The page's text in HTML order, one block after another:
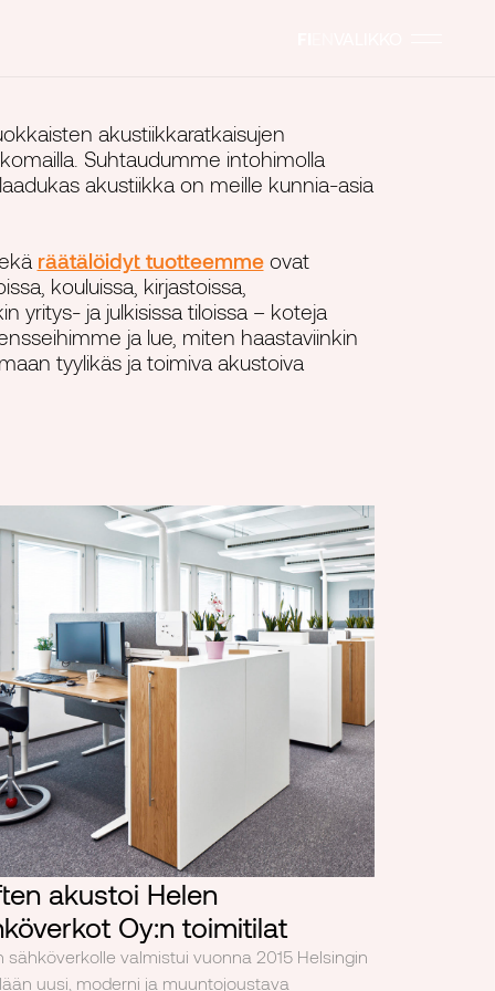
-akustiikkapaneelit
akustiikkaratkaisujen
Suhtaudumme intohimolla
akustiikka on meille kunnia-asia
räätälöidyt tuotteemmeovat
kouluissa, kirjastoissa,
yritys- ja julkisissa tiloissa – koteja
ja lue, miten haastaviinkin
tyylikäs ja toimiva akustoiva
akustoi Helen
Oy:n toimitilat
sähköverkolle valmistui vuonna 2015 Helsingin
uusi, moderni ja muuntojoustava